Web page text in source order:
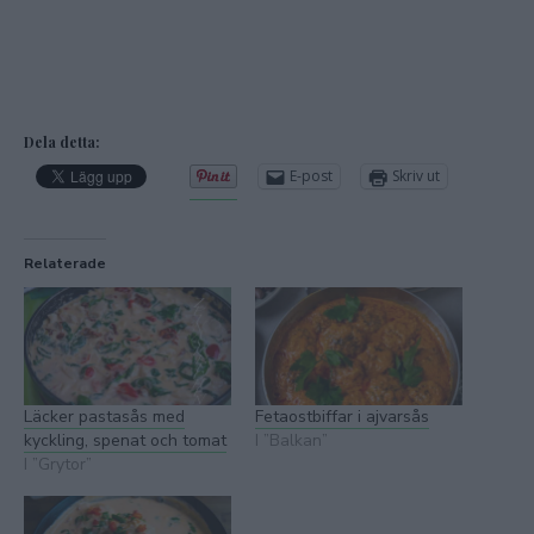
Dela detta:
E-post Skriv ut
Relaterade
Läcker pastasås med
kyckling, spenat och tomat
I ”Grytor”
Fetaostbiffar i ajvarsås
I ”Balkan”